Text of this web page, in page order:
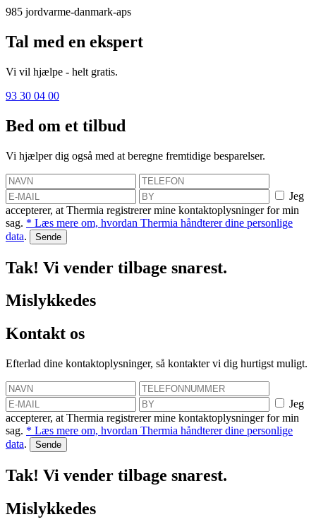
985 jordvarme-danmark-aps
Tal med en ekspert
Vi vil hjælpe - helt gratis.
93 30 04 00
Bed om et tilbud
Vi hjælper dig også med at beregne fremtidige besparelser.
Jeg
accepterer, at Thermia registrerer mine kontaktoplysninger for min
sag. * Læs mere om, hvordan Thermia håndterer dine personlige
data.
Tak! Vi vender tilbage snarest.
Mislykkedes
Kontakt os
Efterlad dine kontaktoplysninger, så kontakter vi dig hurtigst muligt.
Jeg
accepterer, at Thermia registrerer mine kontaktoplysninger for min
sag. * Læs mere om, hvordan Thermia håndterer dine personlige
data.
Tak! Vi vender tilbage snarest.
Mislykkedes